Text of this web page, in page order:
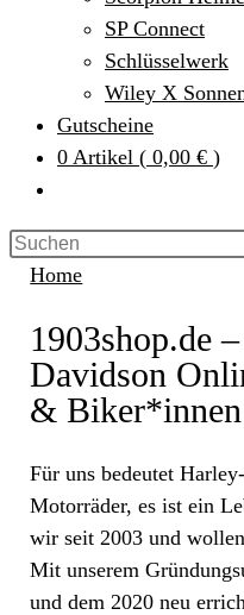
SP Connect
Schlüsselwerk
Wiley X
Gutscheine
0 Artikel ( 0,00 € )
Home
1903shop.de
Davidson
& Biker*innen
Für uns bedeutet
Motorräder, es ist ein
wir seit 2003 und
Mit unserem
und dem 2020 neu